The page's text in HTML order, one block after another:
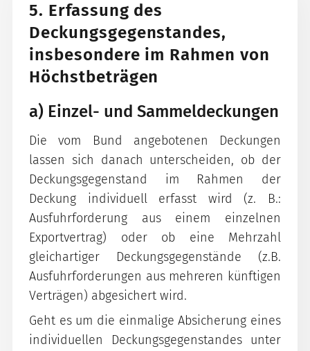
5. Erfassung des
Deckungsgegenstandes,
insbesondere im Rahmen von
Höchstbeträgen
a) Einzel- und Sammeldeckungen
Die vom Bund angebotenen Deckungen
lassen sich danach unterscheiden, ob der
Deckungsgegenstand im Rahmen der
Deckung individuell erfasst wird (z. B.:
Ausfuhrforderung aus einem einzelnen
Exportvertrag) oder ob eine Mehrzahl
gleichartiger Deckungsgegenstände (z.B.
Ausfuhrforderungen aus mehreren künftigen
Verträgen) abgesichert wird.
Geht es um die einmalige Absicherung eines
individuellen Deckungsgegenstandes unter